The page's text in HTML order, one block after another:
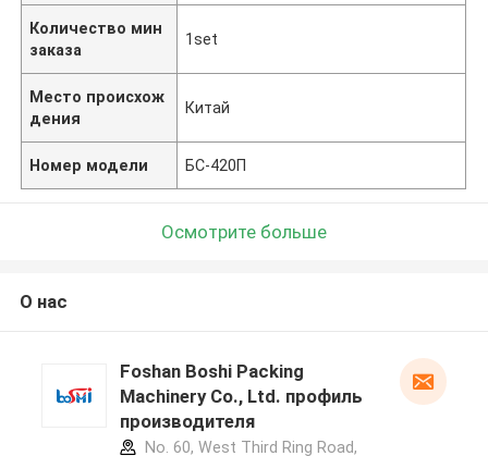
Количество мин
заказа
1set
Место происхож
дения
Китай
Номер модели БС-420П
Осмотрите больше
О нас
Foshan Boshi Packing
Machinery Co., Ltd. профиль
производителя
No. 60, West Third Ring Road,